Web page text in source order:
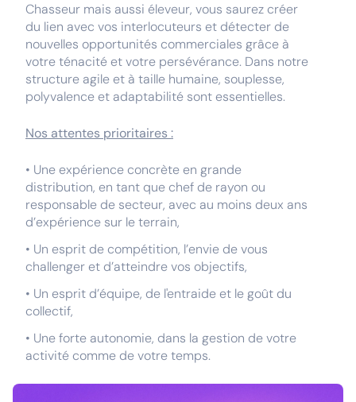
Chasseur mais aussi éleveur, vous saurez créer
du lien avec vos interlocuteurs et détecter de
nouvelles opportunités commerciales grâce à
votre ténacité et votre persévérance. Dans notre
structure agile et à taille humaine, souplesse,
polyvalence et adaptabilité sont essentielles.
Nos attentes prioritaires :
• Une expérience concrète en grande
distribution, en tant que chef de rayon ou
responsable de secteur, avec au moins deux ans
d’expérience sur le terrain,
• Un esprit de compétition, l’envie de vous
challenger et d’atteindre vos objectifs,
• Un esprit d’équipe, de l'entraide et le goût du
collectif,
• Une forte autonomie, dans la gestion de votre
activité comme de votre temps.